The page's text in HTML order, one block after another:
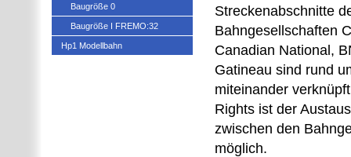
Streckenabschnitte
Bahngesellschaften
Canadian National,
Gatineau sind rund
miteinander
Rights ist der
zwischen den
möglich.
Baugröße 0
Baugröße I FREMO:32
Hp1 Modellbahn